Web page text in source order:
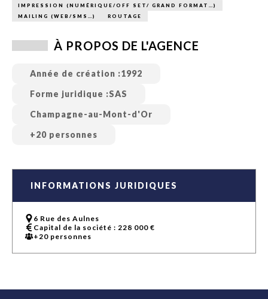
IMPRESSION (NUMÉRIQUE/OFF SET/ GRAND FORMAT…)
MAILING (WEB/SMS…)
ROUTAGE
À PROPOS DE L'AGENCE
Année de création :1992
Forme juridique :SAS
Champagne-au-Mont-d'Or
+20 personnes
INFORMATIONS JURIDIQUES
6 Rue des Aulnes
Capital de la société : 228 000 €
+20 personnes